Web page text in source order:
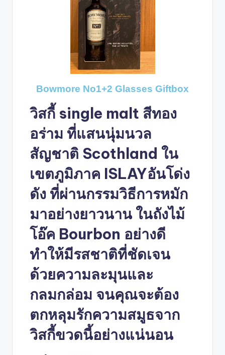
Bowmore No1+2 Glasses Giftbox
วิสกี้ single malt สีทอง
อร่าม ที่แสนนุ่มนวล
สัญชาติ Scothland ใน
เขตภูมิภาค ISLAYอันโด่ง
ดัง ที่ผ่านกรรมวิธีการหมัก
มาอย่างยาวนาน ในถังไม้
โอ๊ค Bourbon อย่างดี
ทำให้มีรสชาติที่ชัดเจน
ด้วยความละมุนและ
กลมกล่อม จนคุณจะต้อง
ตกหลุมรักความสมูธจาก
วิสกี้ขวดนี้อย่างแน่นอน